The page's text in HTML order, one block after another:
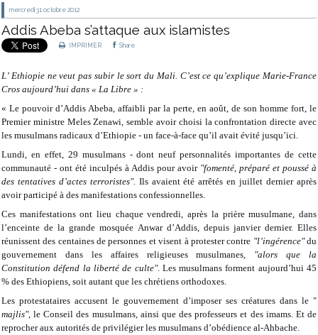
mercredi 31 octobre 2012
Addis Abeba s’attaque aux islamistes
IMPRIMER Share
L’ Ethiopie ne veut pas subir le sort du Mali. C’est ce qu’explique Marie-France
Cros aujourd’hui dans « La Libre » :
« Le pouvoir d’Addis Abeba, affaibli par la perte, en août, de son homme fort, le
Premier ministre Meles Zenawi, semble avoir choisi la confrontation directe avec
les musulmans radicaux d’Ethiopie - un face-à-face qu’il avait évité jusqu’ici.
Lundi, en effet, 29 musulmans - dont neuf personnalités importantes de cette
communauté - ont été inculpés à Addis pour avoir"fomenté, préparé et poussé à
des tentatives d’actes terroristes". Ils avaient été arrêtés en juillet dernier après
avoir participé à des manifestations confessionnelles.
Ces manifestations ont lieu chaque vendredi, après la prière musulmane, dans
l’enceinte de la grande mosquée Anwar d’Addis, depuis janvier dernier. Elles
réunissent des centaines de personnes et visent à protester contre "l’ingérence"du
gouvernement dans les affaires religieuses musulmanes, "alors que la
Constitution défend la liberté de culte". Les musulmans forment aujourd’hui 45
% des Ethiopiens, soit autant que les chrétiens orthodoxes.
Les protestataires accusent le gouvernement d’imposer ses créatures dans le "
majlis", le Conseil des musulmans, ainsi que des professeurs et des imams. Et de
reprocher aux autorités de privilégier les musulmans d’obédience al-Ahbache.